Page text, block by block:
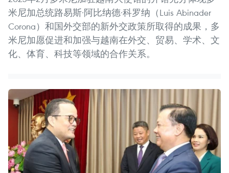
米尼加总统路易斯·阿比纳德·科罗纳（Luis Abinader
Corona）和国外交部的新外交政策所取得的成果，多
米尼加愿促进和加强与越南在外交、贸易、学术、文
化、体育、科技等领域的合作关系。